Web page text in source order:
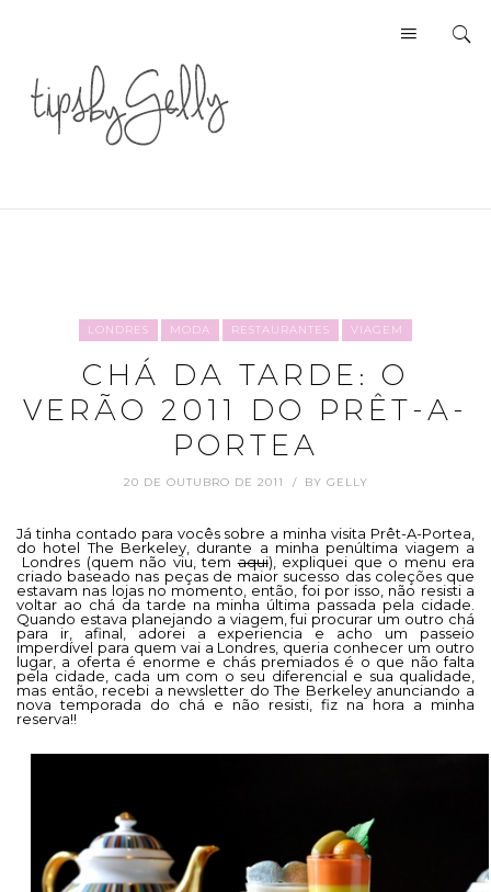
LONDRES MODA RESTAURANTES VIAGEM
CHÁ DA TARDE: O
VERÃO 2011 DO PRÊT-A-
PORTEA
20 DE OUTUBRO DE 2011 BY GELLY
Já tinha contado para vocês sobre a minha visita Prêt-A-Portea,
do hotel The Berkeley, durante a minha penúltima viagem a
Londres (quem não viu, temaqui), expliquei que o menu era
criado baseado nas peças de maior sucesso das coleções que
estavam nas lojas no momento, então, foi por isso, não resisti a
voltar ao chá da tarde na minha última passada pela cidade.
Quando estava planejando a viagem, fui procurar um outro chá
para ir, afinal, adorei a experiencia e acho um passeio
imperdível para quem vai a Londres, queria conhecer um outro
lugar, a oferta é enorme e chás premiados é o que não falta
pela cidade, cada um com o seu diferencial e sua qualidade,
mas então, recebi a newsletter do The Berkeley anunciando a
nova temporada do chá e não resisti, fiz na hora a minha
reserva!!